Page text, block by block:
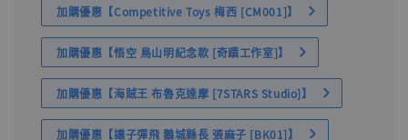
加購優惠【Competitive Toys 梅西 [CM001]】
加購優惠【悟空 鳥山明紀念款 [奇蹟工作室]】
加購優惠【海賊王 布魯克達摩 [7STARS Studio]】
加購優惠【讓子彈飛 鵝城縣長 張麻子 [BK01]】